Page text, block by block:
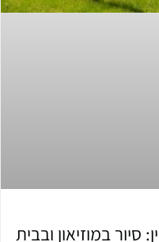
סיור במוזיאון ובבית